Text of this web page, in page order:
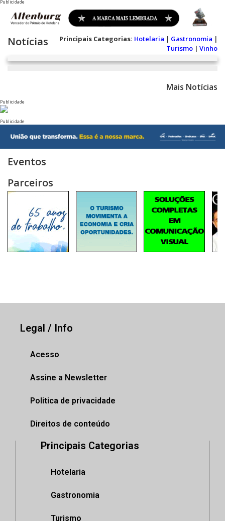
Publicidade
Notícias Principais Categorias: Hotelaria | Gastronomia |
Turismo | Vinho
Mais Notícias
Publicidade
Publicidade
Eventos
Parceiros
Legal / Info
Acesso
Assine a Newsletter
Politica de privacidade
Direitos de conteúdo
Principais Categorias
Hotelaria
Gastronomia
Turismo